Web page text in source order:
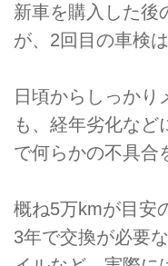
新車を購入した後
が、2回目の車検
日頃からしっかり
も、経年劣化など
で何らかの不具合
概ね5万kmが目安
3年で交換が必要